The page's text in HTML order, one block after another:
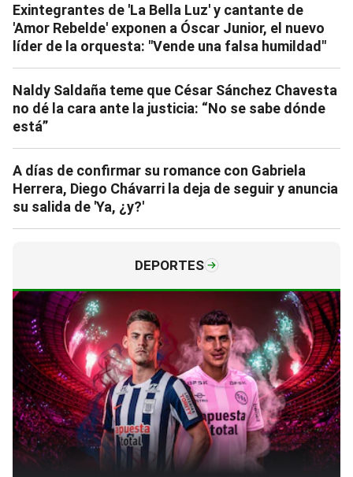
Exintegrantes de 'La Bella Luz' y cantante de
'Amor Rebelde' exponen a Óscar Junior, el nuevo
líder de la orquesta: "Vende una falsa humildad"
Naldy Saldaña teme que César Sánchez Chavesta
no dé la cara ante la justicia: “No se sabe dónde
está”
A días de confirmar su romance con Gabriela
Herrera, Diego Chávarri la deja de seguir y anuncia
su salida de 'Ya, ¿y?'
DEPORTES